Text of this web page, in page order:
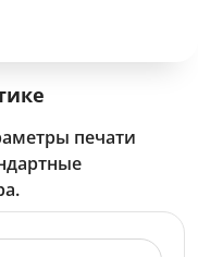
печати